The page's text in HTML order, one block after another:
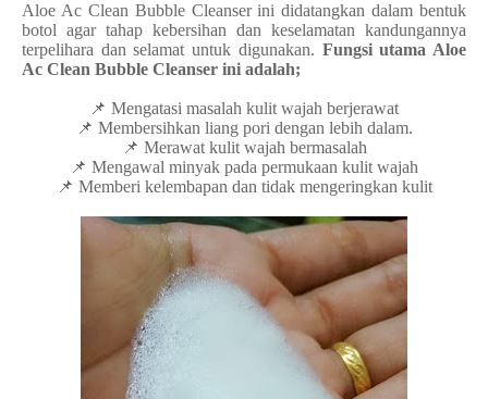
Aloe Ac Clean Bubble Cleanser ini didatangkan dalam bentuk
botol agar tahap kebersihan dan keselamatan kandungannya
terpelihara dan selamat untuk digunakan. Fungsi utama Aloe
Ac Clean Bubble Cleanser ini adalah;
📌 Mengatasi masalah kulit wajah berjerawat
📌 Membersihkan liang pori dengan lebih dalam.
📌 Merawat kulit wajah bermasalah
📌 Mengawal minyak pada permukaan kulit wajah
📌 Memberi kelembapan dan tidak mengeringkan kulit